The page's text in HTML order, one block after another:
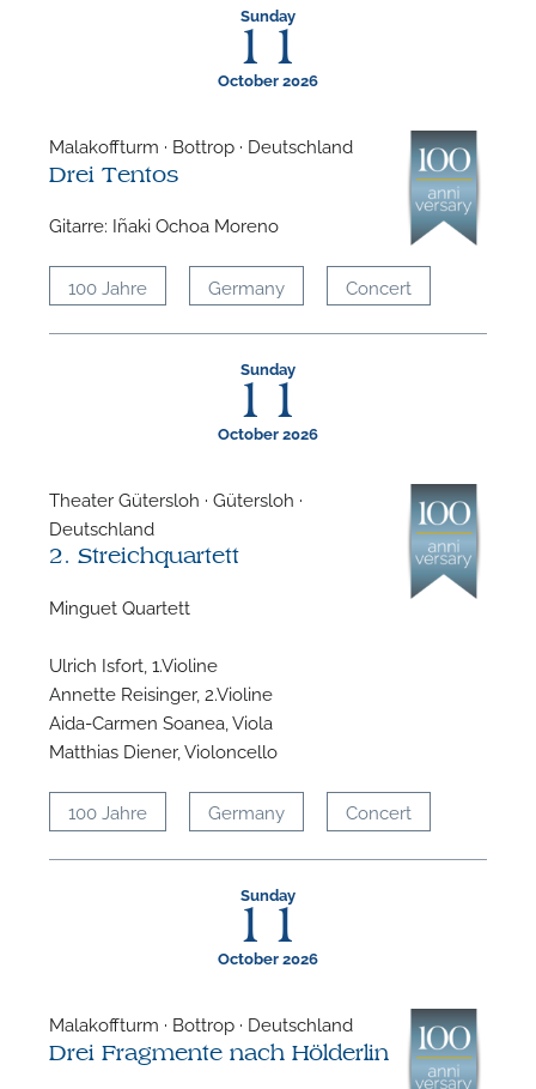
Sunday
11
October 2026
Malakoffturm · Bottrop · Deutschland
Drei Tentos
Gitarre: Iñaki Ochoa Moreno
100 Jahre Germany Concert
Sunday
11
October 2026
Theater Gütersloh · Gütersloh ·
Deutschland
2. Streichquartett
Minguet Quartett
Ulrich Isfort, 1.Violine
Annette Reisinger, 2.Violine
Aida-Carmen Soanea, Viola
Matthias Diener, Violoncello
100 Jahre Germany Concert
Sunday
11
October 2026
Malakoffturm · Bottrop · Deutschland
Drei Fragmente nach Hölderlin